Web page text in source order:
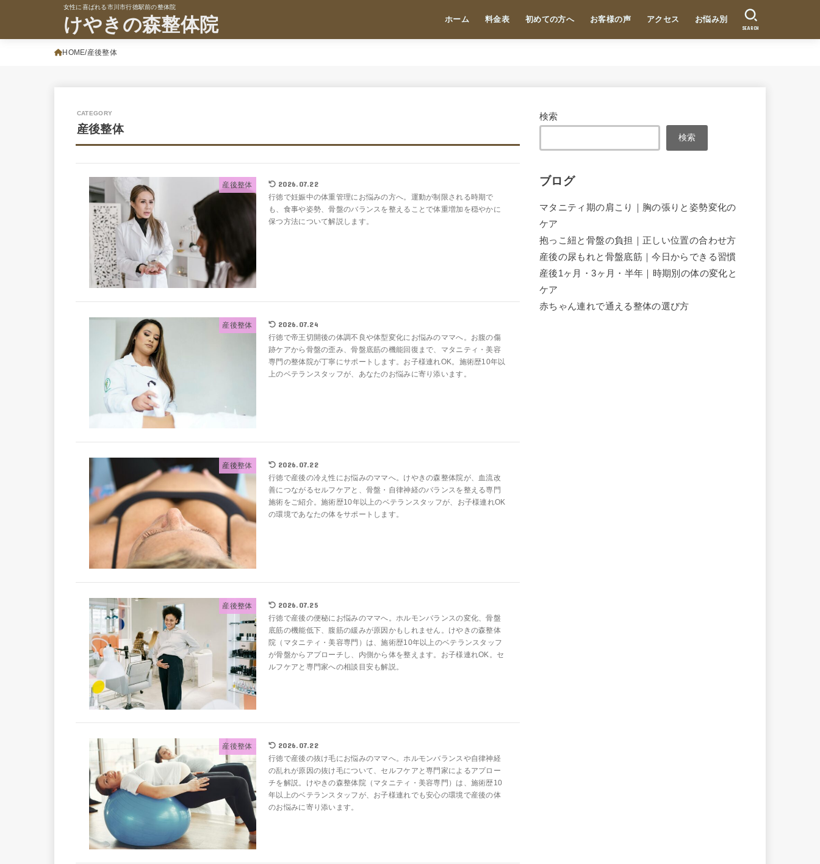
女性に喜ばれる市川市行徳駅前の整体院
けやきの森整体院 ホーム 料金表 初めての方へ お客様の声 アクセス お悩み別
SEARCH
HOME 産後整体
産後整体
産後整体 2026.07.22
行徳で妊娠中の体重管理にお悩みの方へ。運動が制限される時期で
も、食事や姿勢、骨盤のバランスを整えることで体重増加を穏やかに
保つ方法について解説します。
産後整体 2026.07.24
行徳で帝王切開後の体調不良や体型変化にお悩みのママへ。お腹の傷
跡ケアから骨盤の歪み、骨盤底筋の機能回復まで、マタニティ・美容
専門の整体院が丁寧にサポートします。お子様連れOK。施術歴10年以
上のベテランスタッフが、あなたのお悩みに寄り添います。
産後整体 2026.07.22
行徳で産後の冷え性にお悩みのママへ。けやきの森整体院が、血流改
善につながるセルフケアと、骨盤・自律神経のバランスを整える専門
施術をご紹介。施術歴10年以上のベテランスタッフが、お子様連れOK
の環境であなたの体をサポートします。
産後整体 2026.07.25
行徳で産後の便秘にお悩みのママへ。ホルモンバランスの変化、骨盤
底筋の機能低下、腹筋の緩みが原因かもしれません。けやきの森整体
院（マタニティ・美容専門）は、施術歴10年以上のベテランスタッフ
が骨盤からアプローチし、内側から体を整えます。お子様連れOK。セ
ルフケアと専門家への相談目安も解説。
産後整体 2026.07.22
行徳で産後の抜け毛にお悩みのママへ。ホルモンバランスや自律神経
の乱れが原因の抜け毛について、セルフケアと専門家によるアプロー
チを解説。けやきの森整体院（マタニティ・美容専門）は、施術歴10
年以上のベテランスタッフが、お子様連れでも安心の環境で産後の体
のお悩みに寄り添います。
検索
検索
ブログ
マタニティ期の肩こり｜胸の張りと姿勢変化の
ケア
抱っこ紐と骨盤の負担｜正しい位置の合わせ方
産後の尿もれと骨盤底筋｜今日からできる習慣
産後1ヶ月・3ヶ月・半年｜時期別の体の変化と
ケア
赤ちゃん連れで通える整体の選び方